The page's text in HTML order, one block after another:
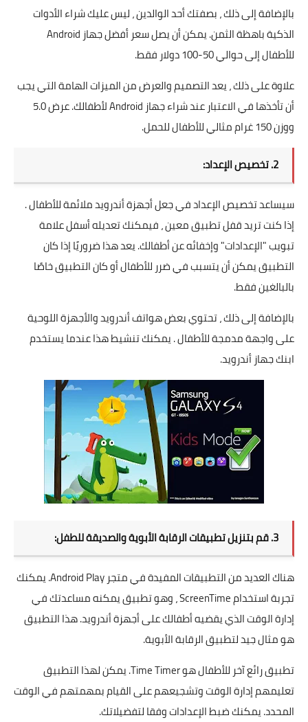
بالإضافة إلى ذلك ، بصفتك أحد الوالدين ، ليس عليك شراء الأدوات
الذكية باهظة الثمن. يمكن أن يصل سعر أفضل جهاز Android
للأطفال إلى حوالي 50-100 دولار فقط.
علاوة على ذلك ، يعد التصميم والعرض من الميزات الهامة التي يجب
أن تأخذها في الاعتبار عند شراء جهاز Android لأطفالك. عرض 5.0
ووزن 150 غرام مثالي للأطفال للحمل.
2. تخصيص الإعداد:
سيساعد تخصيص الإعداد في جعل أجهزة أندرويد ملائمة للأطفال .
إذا كنت تريد قفل تطبيق معين ، فيمكنك تعديله أسفل علامة
تبويب "الإعدادات" وإخفائه عن أطفالك. يعد هذا ضروريًا إذا كان
التطبيق يمكن أن يتسبب في ضرر للأطفال أو كان التطبيق خاصًا
بالبالغين فقط.
بالإضافة إلى ذلك ، تحتوي بعض هواتف أندرويد والأجهزة اللوحية
على واجهة مدمجة للأطفال . يمكنك تنشيط هذا عندما يستخدم
ابنك جهاز أندرويد.
3. قم بتنزيل تطبيقات الرقابة الأبوية والصديقة للطفل:
هناك العديد من التطبيقات المفيدة في متجر Android Play. يمكنك
تجربة استخدام ScreenTime ، وهو تطبيق يمكنه مساعدتك في
إدارة الوقت الذي يقضيه أطفالك على أجهزة أندرويد. هذا التطبيق
هو مثال جيد لتطبيق الرقابة الأبوية.
تطبيق رائع آخر للأطفال هو Time Timer. يمكن لهذا التطبيق
تعليمهم إدارة الوقت وتشجيعهم على القيام بمهمتهم في الوقت
المحدد. يمكنك ضبط الإعدادات وفقا لتفضيلاتك.